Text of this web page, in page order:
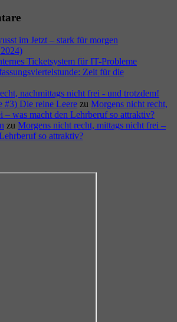
im Jetzt – stark für morgen
Ticketsystem für IT-Probleme
Zeit für die
nachmittags nicht frei - und trotzdem!
#3) Die reine Leere zu Morgens nicht recht,
– was macht den Lehrberuf so attraktiv?
zu Morgens nicht recht, mittags nicht frei –
so attraktiv?